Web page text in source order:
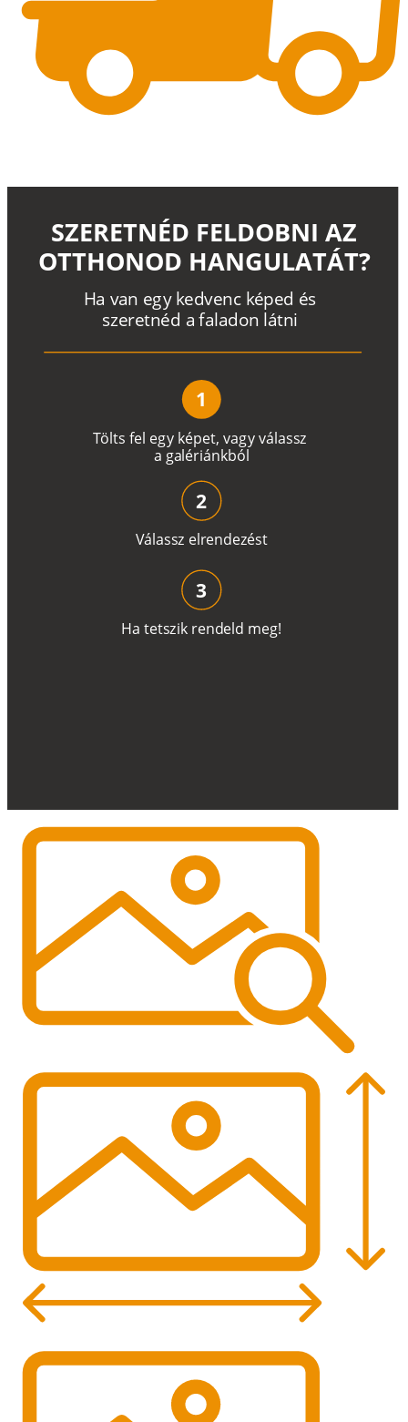
Tölts fel egy képet, vagyválassz
a galériánkból
Ha van egy kedvenc képed és
szeretnéd a faladon látni
SZERETNÉD FELDOBNI AZ
OTTHONOD HANGULATÁT?
1
Válassz elrendezést
2
Ha tetszik rendeld meg!
3